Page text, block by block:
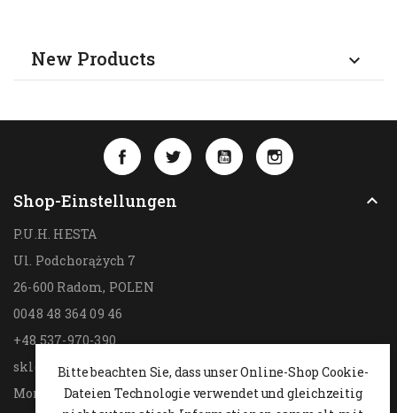
New Products 
FacebookTwitterYouTubeInstagram
Shop-Einstellungen 
P.U.H. HESTA
Ul. Podchorążych 7
26-600 Radom, POLEN
0048 48 364 09 46
+48 537-970-390
sklep@hesta.pl
Mon-Fri: 9-18; Sat: 9-14
Bitte beachten Sie, dass unser Online-Shop Cookie-
Dateien Technologie verwendet und gleichzeitig